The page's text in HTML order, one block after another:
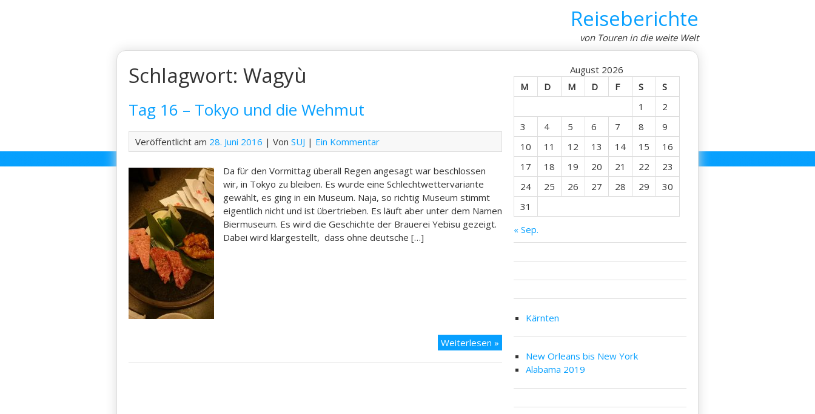
Reiseberichte
von Touren in die weite Welt
Schlagwort:Wagyù
Tag 16 – Tokyo und die Wehmut
Veröffentlicht am 28. Juni 2016 | VonSUJ | Ein Kommentar
Da für den Vormittag überall Regen angesagt war beschlossen
wir, in Tokyo zu bleiben. Es wurde eine Schlechtwettervariante
gewählt, es ging in ein Museum. Naja, so richtig Museum stimmt
eigentlich nicht und ist übertrieben. Es läuft aber unter dem Namen
Biermuseum. Es wird die Geschichte der Brauerei Yebisu gezeigt.
Dabei wird klargestellt, dass ohne deutsche […]
Weiterlesen »
August 2026
M
D M D F S
S
1
2
3
4 5 6 7 8
9
10
11 12 13 14 15
16
17
18 19 20 21 22
23
24
25 26 27 28 29
30
31
« Sep.
Kärnten
New Orleans bis New York
Alabama 2019